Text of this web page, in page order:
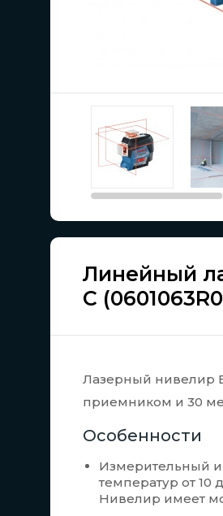
Линейный
C
Лазерный нивелир
приемником и 30
Особенности
Измерительный
температур от 10
Нивелир имеет